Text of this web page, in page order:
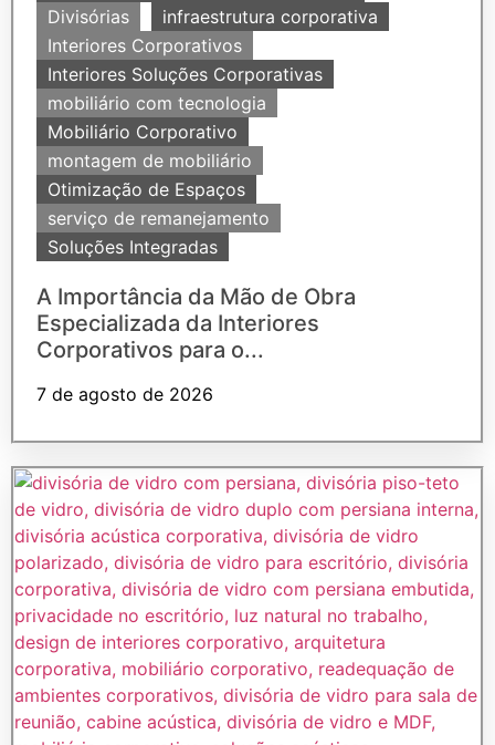
Divisórias
infraestrutura corporativa
Interiores Corporativos
Interiores Soluções Corporativas
mobiliário com tecnologia
Mobiliário Corporativo
montagem de mobiliário
Otimização de Espaços
serviço de remanejamento
Soluções Integradas
A Importância da Mão de Obra
Especializada da Interiores
Corporativos para o...
7 de agosto de 2026